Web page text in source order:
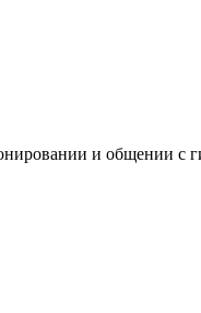
и общении с